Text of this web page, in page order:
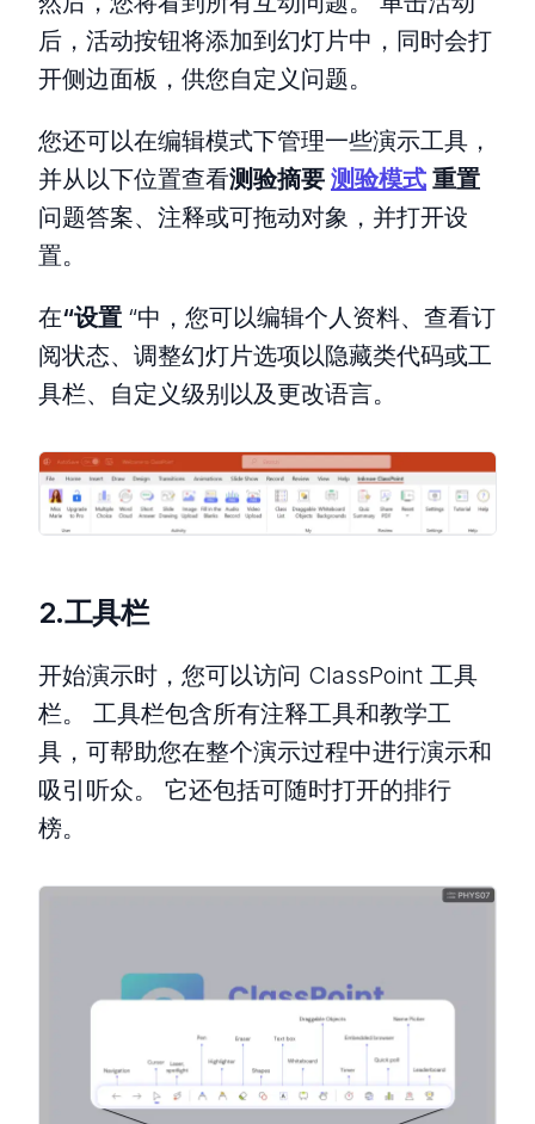
后，活动按钮将添加到幻灯片中，同时会打
开侧边面板，供您自定义问题。
您还可以在编辑模式下管理一些演示工具，
并从以下位置查看测验摘要 测验模式 重置
问题答案、注释或可拖动对象，并打开设
置。
在“设置 “中，您可以编辑个人资料、查看订
阅状态、调整幻灯片选项以隐藏类代码或工
具栏、自定义级别以及更改语言。
2.工具栏
开始演示时，您可以访问 ClassPoint 工具
栏。 工具栏包含所有注释工具和教学工
具，可帮助您在整个演示过程中进行演示和
吸引听众。 它还包括可随时打开的排行
榜。